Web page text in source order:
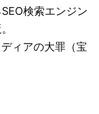
検索エンジン
ィアの大罪（宝